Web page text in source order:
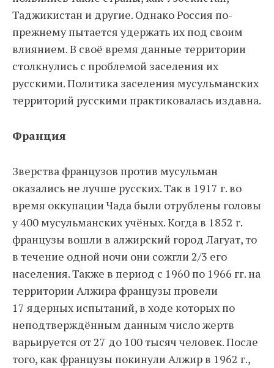
Таджикистан и другие. Однако Россия по-
прежнему пытается удержать их под своим
влиянием. В своё время данные территории
столкнулись с проблемой заселения их
русскими. Политика заселения мусульманских
территорий русскими практиковалась издавна.
Франция
Зверства французов против мусульман
оказались не лучше русских. Так в 1917 г. во
время оккупации Чада были отрублены головы
у 400 мусульманских учёных. Когда в 1852 г.
французы вошли в алжирский город Лагуат, то
в течение одной ночи они сожгли 2/3 его
населения. Также в период с 1960 по 1966 гг. на
территории Алжира французы провели
17 ядерных испытаний, в ходе которых по
неподтверждённым данным число жертв
варьируется от 27 до 100 тысяч человек. После
того, как французы покинули Алжир в 1962 г.,